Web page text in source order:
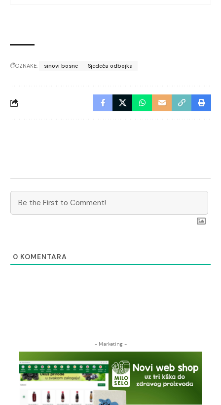
OZNAKE: sinovi bosne Sjedeća odbojka
0 KOMENTARA
- Marketing -